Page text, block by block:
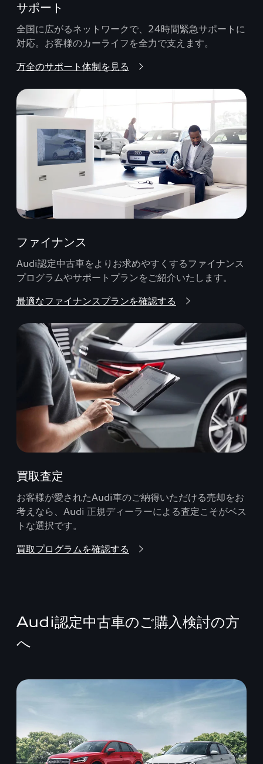
サポート
全国に広がるネットワークで、24時間緊急サポートに
対応。お客様のカーライフを全力で支えます。
万全のサポート体制を見る
ファイナンス
Audi認定中古車をよりお求めやすくするファイナンス
プログラムやサポートプランをご紹介いたします。
最適なファイナンスプランを確認する
買取査定
お客様が愛されたAudi車のご納得いただける売却をお
考えなら、Audi 正規ディーラーによる査定こそがベス
トな選択です。
買取プログラムを確認する
Audi認定中古車のご購入検討の方
へ